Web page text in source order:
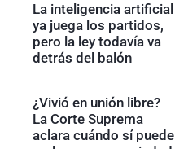
La inteligencia artificial
ya juega los partidos,
pero la ley todavía va
detrás del balón
¿Vivió en unión libre?
La Corte Suprema
aclara cuándo sí puede